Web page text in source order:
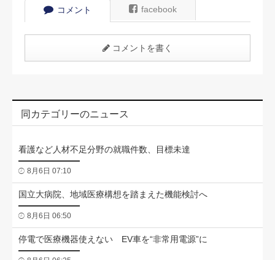
コメント facebook
コメントを書く
同カテゴリーのニュース
看護など人材不足分野の就職件数、目標未達
8月6日 07:10
国立大病院、地域医療構想を踏まえた機能検討へ
8月6日 06:50
停電で医療機器使えない EV車を“非常用電源”に